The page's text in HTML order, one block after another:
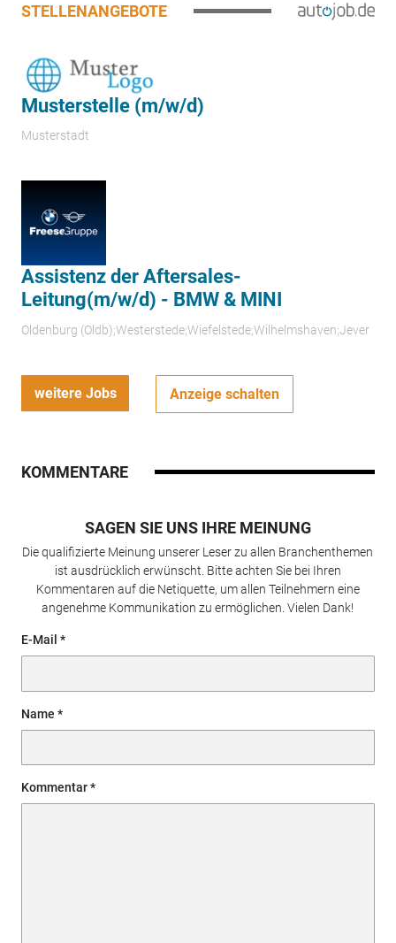
STELLENANGEBOTE
Musterstelle (m/w/d)
Musterstadt
Assistenz der Aftersales-
Leitung(m/w/d) - BMW & MINI
Oldenburg (Oldb);Westerstede;Wiefelstede;Wilhelmshaven;Jever
weitere Jobs Anzeige schalten
KOMMENTARE
SAGEN SIE UNS IHRE MEINUNG
Die qualifizierte Meinung unserer Leser zu allen Branchenthemen
ist ausdrücklich erwünscht. Bitte achten Sie bei Ihren
Kommentaren auf die Netiquette, um allen Teilnehmern eine
angenehme Kommunikation zu ermöglichen. Vielen Dank!
E-Mail
Name
Kommentar